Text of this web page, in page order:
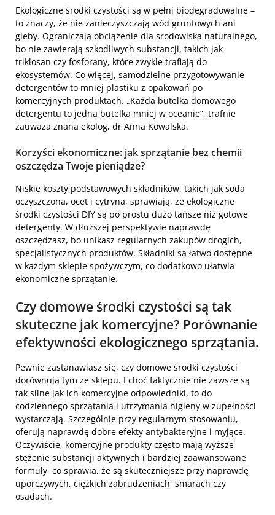
Ekologiczne środki czystości są w pełni biodegradowalne –
to znaczy, że nie zanieczyszczają wód gruntowych ani
gleby. Ograniczają obciążenie dla środowiska naturalnego,
bo nie zawierają szkodliwych substancji, takich jak
triklosan czy fosforany, które zwykle trafiają do
ekosystemów. Co więcej, samodzielne przygotowywanie
detergentów to mniej plastiku z opakowań po
komercyjnych produktach. „Każda butelka domowego
detergentu to jedna butelka mniej w oceanie”, trafnie
zauważa znana ekolog, dr Anna Kowalska.
Korzyści ekonomiczne: jak sprzątanie bez chemii
oszczędza Twoje pieniądze?
Niskie koszty podstawowych składników, takich jak soda
oczyszczona, ocet i cytryna, sprawiają, że ekologiczne
środki czystości DIY są po prostu dużo tańsze niż gotowe
detergenty. W dłuższej perspektywie naprawdę
oszczędzasz, bo unikasz regularnych zakupów drogich,
specjalistycznych produktów. Składniki są łatwo dostępne
w każdym sklepie spożywczym, co dodatkowo ułatwia
ekonomiczne sprzątanie.
Czy domowe środki czystości są tak
skuteczne jak komercyjne? Porównanie
efektywności ekologicznego sprzątania.
Pewnie zastanawiasz się, czy domowe środki czystości
dorównują tym ze sklepu. I choć faktycznie nie zawsze są
tak silne jak ich komercyjne odpowiedniki, to do
codziennego sprzątania i utrzymania higieny w zupełności
wystarczają. Szczególnie przy regularnym stosowaniu,
oferują naprawdę dobre efekty antybakteryjne i myjące.
Oczywiście, komercyjne produkty często mają wyższe
stężenie substancji aktywnych i bardziej zaawansowane
formuły, co sprawia, że są skuteczniejsze przy naprawdę
uporczywych, ciężkich zabrudzeniach, smarach czy
osadach.